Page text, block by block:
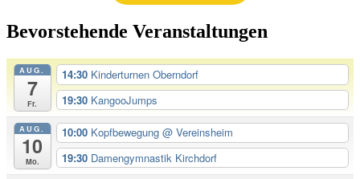
Bevorstehende Veranstaltungen
AUG.
7
Fr.
14:30 Kinderturnen Oberndorf
19:30 KangooJumps
AUG.
10
Mo.
10:00 Kopfbewegung @ Vereinsheim
19:30 Damengymnastik Kirchdorf